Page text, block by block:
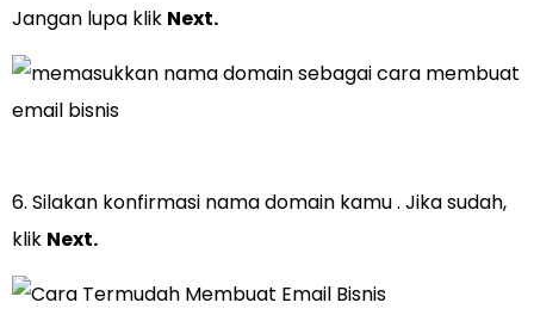
Jangan lupa klik Next.
6. Silakan konfirmasi nama domain kamu . Jika sudah,
klik Next.